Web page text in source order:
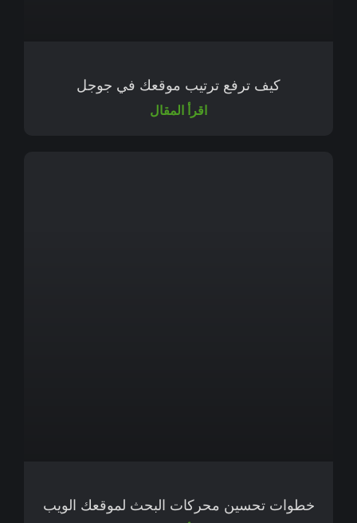
كيف ترفع ترتيب موقعك في جوجل
اقرأ المقال
خطوات تحسين محركات البحث لموقعك الويب